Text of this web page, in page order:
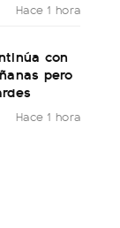
Hace 1 hora
con
pero
Hace 1 hora